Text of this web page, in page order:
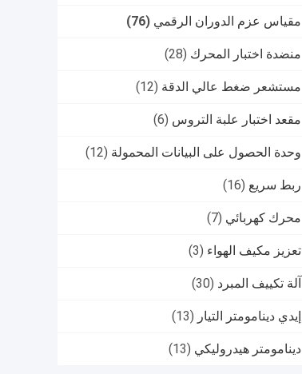
مقياس عزم الدوران الرقمي (76)
منضدة اختبار المحرك (28)
مستشعر ضغط عالي الدقة (12)
مقعد اختبار علبة التروس (6)
وحدة الحصول على البيانات المحمولة (12)
ربط سريع (16)
محرك كهربائي (7)
تعزيز مكيف الهواء (3)
آلة تكييف المبرد (30)
إيدي دينامومتر التيار (13)
دينامومتر هيدروليكي (13)